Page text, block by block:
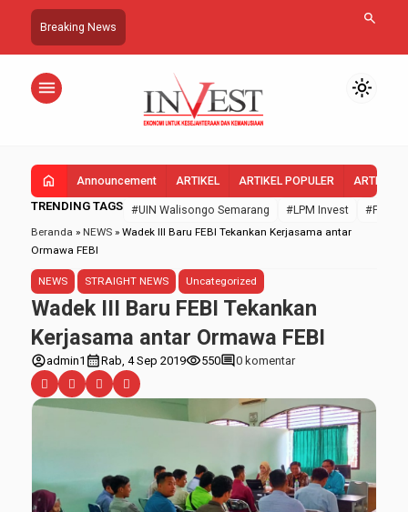
Breaking News search
menu light_mode
home Announcement ARTIKEL ARTIKEL POPULER ARTIKEL
TRENDING TAGS #UIN Walisongo Semarang #LPM Invest
#FEBI
Beranda » NEWS » Wadek III Baru FEBI Tekankan Kerjasama antar
Ormawa FEBI
NEWS STRAIGHT NEWS Uncategorized
Wadek III Baru FEBI Tekankan
Kerjasama antar Ormawa FEBI
account_circleadmin1 calendar_monthRab, 4 Sep 2019visibility550comment0 komentar